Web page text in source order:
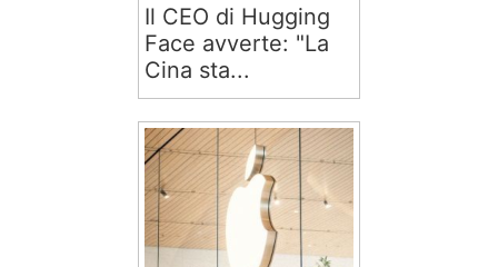
Il CEO di Hugging
Face avverte: "La
Cina sta...